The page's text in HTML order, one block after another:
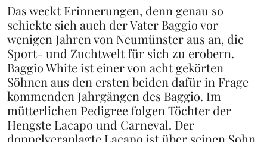
Das weckt Erinnerungen, denn genau so
schickte sich auch der Vater Baggio vor
wenigen Jahren von Neumünster aus an, die
Sport- und Zuchtwelt für sich zu erobern.
Baggio White ist einer von acht gekörten
Söhnen aus den ersten beiden dafür in Frage
kommenden Jahrgängen des Baggio. Im
mütterlichen Pedigree folgen Töchter der
Hengste Lacapo und Carneval. Der
doppelveranlagte Lacapo ist über seinen Sohn